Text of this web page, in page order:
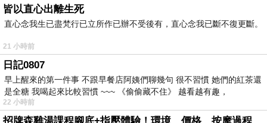
皆以直心出離生死
直心念我生已盡梵行已立所作已辦不受後有，直心念我已斷不復更斷。
21 小時前
日記0807
早上醒來的第一件事 不跟早餐店阿姨們聊幾句 很不習慣 她們的紅茶還
是全糖 我喝起來比較習慣 ~~~ 《偷偷藏不住》 越看越有趣，
22 小時前